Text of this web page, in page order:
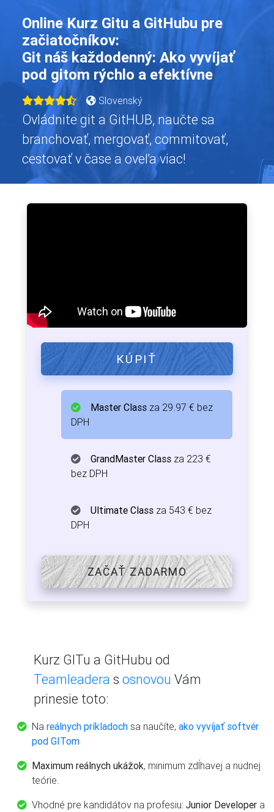
Online Kurz Gitu a GitHubu pre
začiatočníkov:
Git náš každodenný: Ako vyvíjať
pod gitom rýchlo a efektívne
Slovenský
Ovládnite git a GitHUB, naučte sa
branchovať, mergovať, commitovať,
cestovať v čase a oveľa viac!
KÚPIŤ
Master Class za 29.97 € bez
DPH
GrandMaster Class za 223 €
bez DPH
Ultimate Class za 543 € bez
DPH
ZAČAŤ ZADARMO
Kurz GITu a GitHubu od
Teamleadera sosnovou Vám
prinesie toto:
Na reálnych príkladoch sa naučíte, ako vyvíjať softvér
pod GITom
Maximum reálnych ukážok, minimum zdĺhavej a nudnej
teórie.
Vhodné pre kandidátov na profesiu: Junior Developer a